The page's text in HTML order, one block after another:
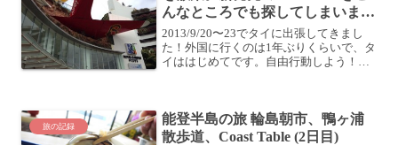
んなところでも探してしまいまし
た
2013/9/20〜23でタイに出張してきまし
た！外国に行くのは1年ぶりくらいで、タ
イははじめてです。自由行動しよう！パ
うことに...
旅の記録
能登半島の旅 輪島朝市、鴨ヶ浦
散歩道、Coast Table (2日目)